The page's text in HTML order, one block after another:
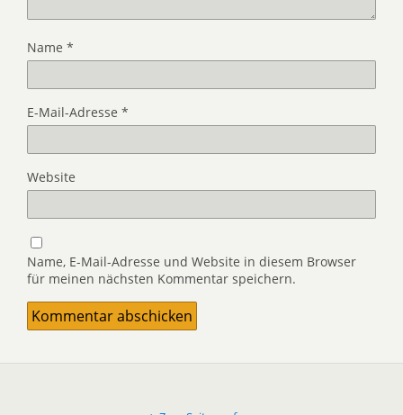
Name *
E-Mail-Adresse *
Website
Name, E-Mail-Adresse und Website in diesem Browser
für meinen nächsten Kommentar speichern.